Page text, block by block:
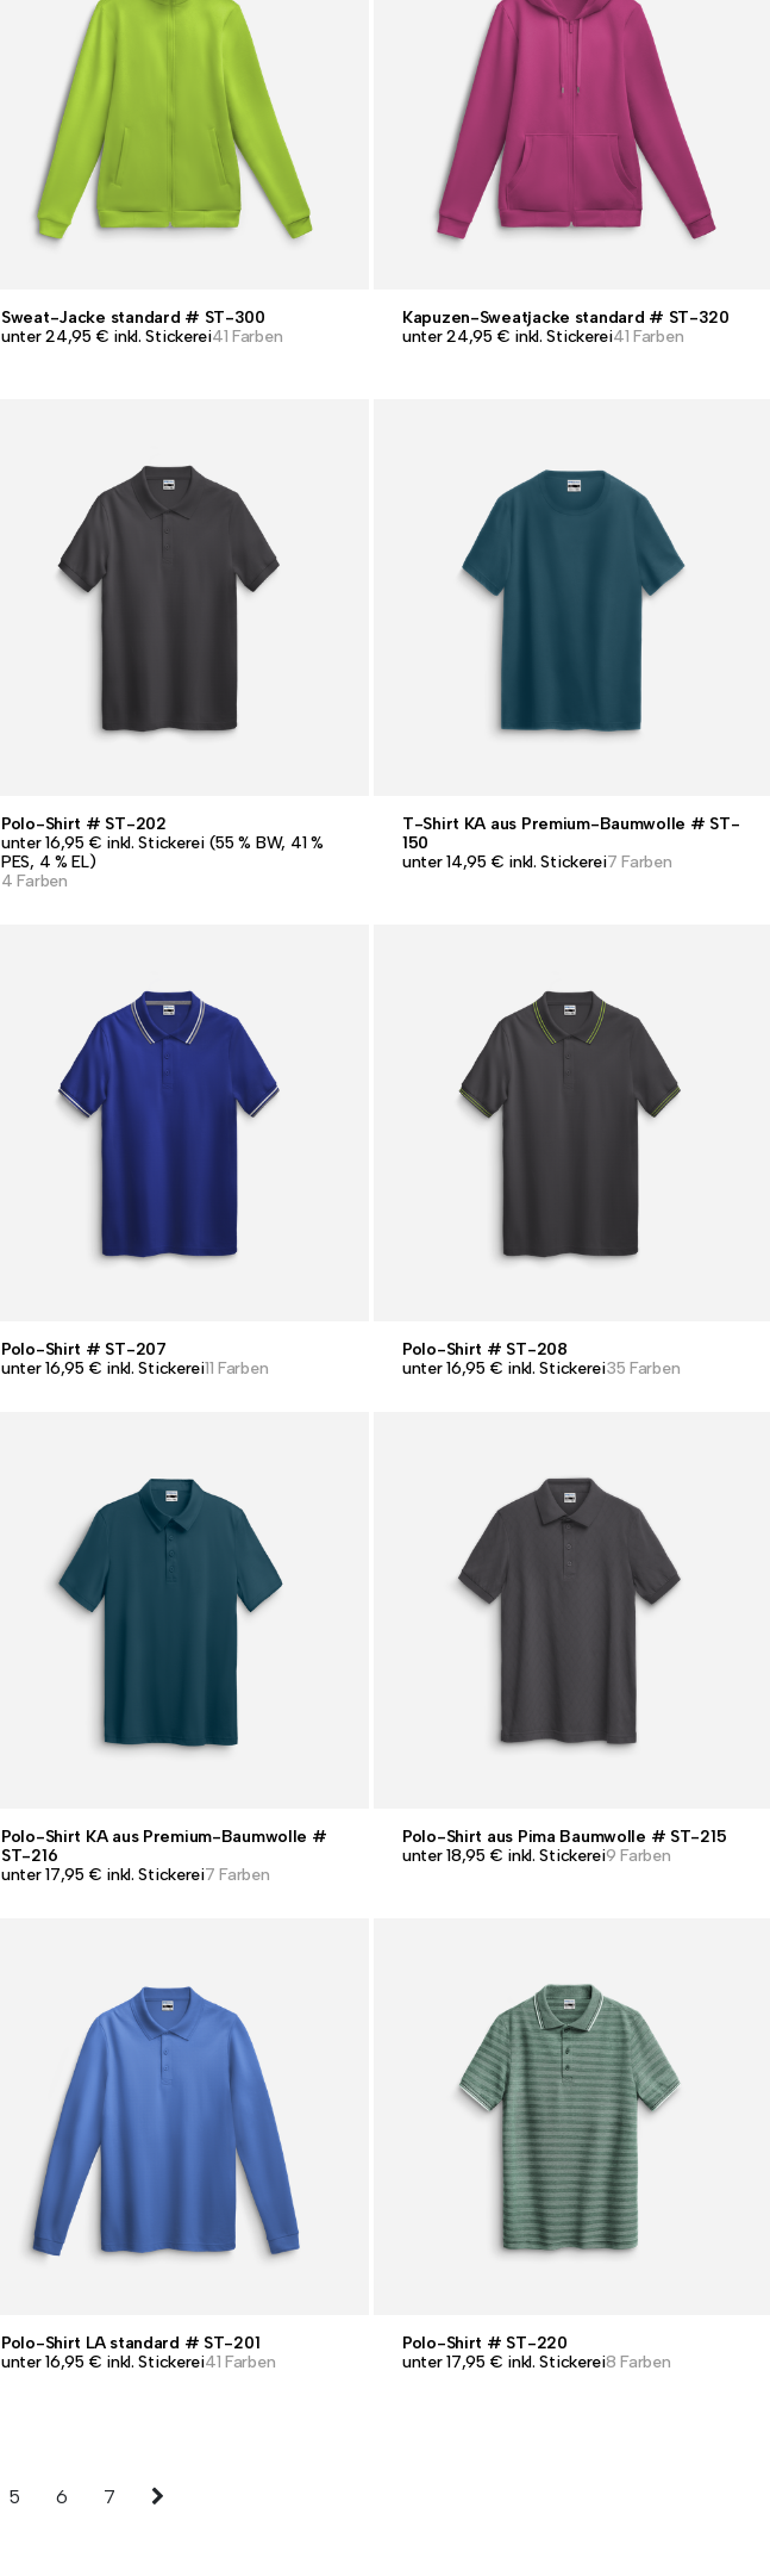
Sweat-Jacke standard # ST-300
unter 24,95 € inkl. Stickerei41 Farben
Kapuzen-Sweatjacke standard # ST-320
unter 24,95 € inkl. Stickerei41 Farben
Polo-Shirt # ST-202
unter 16,95 € inkl. Stickerei (55 % BW, 41 %
PES, 4 % EL)
4 Farben
T-Shirt KA aus Premium-Baumwolle # ST-
150
unter 14,95 € inkl. Stickerei7 Farben
Polo-Shirt # ST-207
unter 16,95 € inkl. Stickerei11 Farben
Polo-Shirt # ST-208
unter 16,95 € inkl. Stickerei35 Farben
Polo-Shirt KA aus Premium-Baumwolle #
ST-216
unter 17,95 € inkl. Stickerei7 Farben
Polo-Shirt aus Pima Baumwolle # ST-215
unter 18,95 € inkl. Stickerei9 Farben
Polo-Shirt LA standard # ST-201
unter 16,95 € inkl. Stickerei41 Farben
Polo-Shirt # ST-220
unter 17,95 € inkl. Stickerei8 Farben
5 6 7